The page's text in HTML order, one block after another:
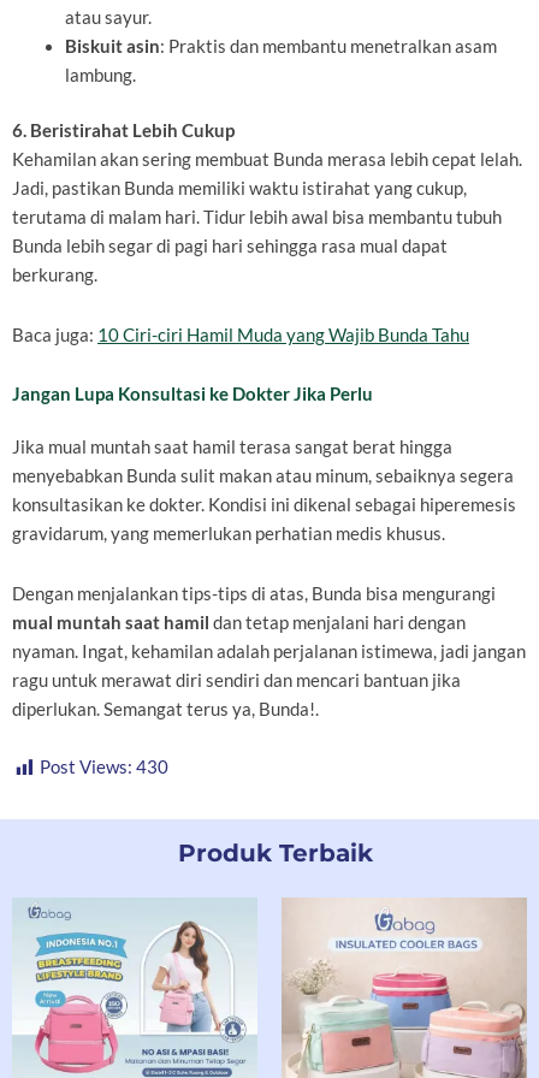
atau sayur.
Biskuit asin: Praktis dan membantu menetralkan asam
lambung.
6. Beristirahat Lebih Cukup
Kehamilan akan sering membuat Bunda merasa lebih cepat lelah.
Jadi, pastikan Bunda memiliki waktu istirahat yang cukup,
terutama di malam hari. Tidur lebih awal bisa membantu tubuh
Bunda lebih segar di pagi hari sehingga rasa mual dapat
berkurang.
Baca juga: 10 Ciri-ciri Hamil Muda yang Wajib Bunda Tahu
Jangan Lupa Konsultasi ke Dokter Jika Perlu
Jika mual muntah saat hamil terasa sangat berat hingga
menyebabkan Bunda sulit makan atau minum, sebaiknya segera
konsultasikan ke dokter. Kondisi ini dikenal sebagai hiperemesis
gravidarum, yang memerlukan perhatian medis khusus.
Dengan menjalankan tips-tips di atas, Bunda bisa mengurangi
mual muntah saat hamil dan tetap menjalani hari dengan
nyaman. Ingat, kehamilan adalah perjalanan istimewa, jadi jangan
ragu untuk merawat diri sendiri dan mencari bantuan jika
diperlukan. Semangat terus ya, Bunda!.
Post Views: 430
Produk Terbaik